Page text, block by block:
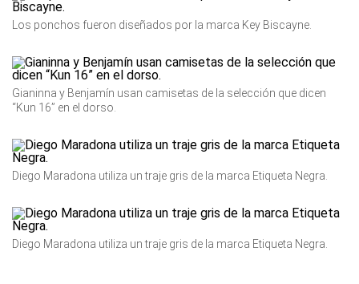
Los ponchos fueron diseñados por la marca Key Biscayne.
Gianinna y Benjamín usan camisetas de la selección que dicen
“Kun 16” en el dorso.
Diego Maradona utiliza un traje gris de la marca Etiqueta Negra.
Diego Maradona utiliza un traje gris de la marca Etiqueta Negra.